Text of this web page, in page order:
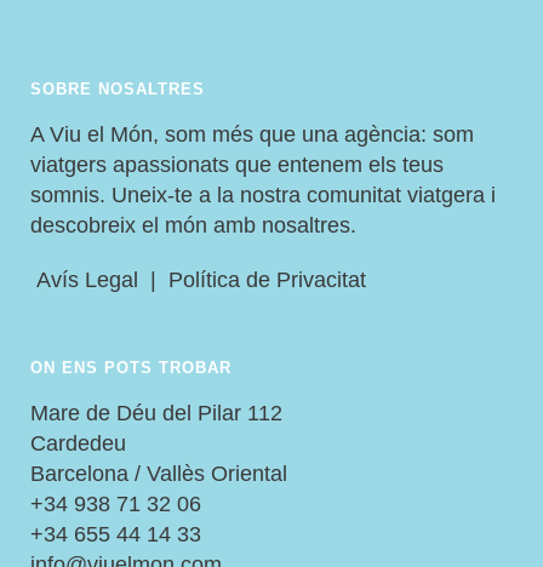
SOBRE NOSALTRES
A Viu el Món, som més que una agència: som
viatgers apassionats que entenem els teus
somnis. Uneix-te a la nostra comunitat viatgera i
descobreix el món amb nosaltres.
Avís Legal Política de Privacitat
ON ENS POTS TROBAR
Mare de Déu del Pilar 112
Cardedeu
Barcelona / Vallès Oriental
+34 938 71 32 06
+34 655 44 14 33